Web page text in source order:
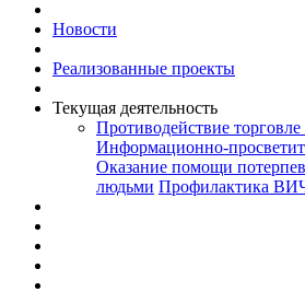
Новости
Реализованные проекты
Текущая деятельность
Противодействие
Информационно-
Оказание помощи
людьми Профилактика